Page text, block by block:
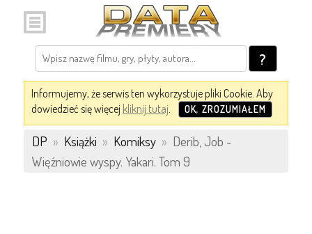
?
Informujemy, że serwis ten wykorzystuje pliki Cookie. Aby
dowiedzieć się więcej kliknij tutaj. OK, ZROZUMIAŁEM
DP » Książki » Komiksy » Derib, Job -
Więźniowie wyspy. Yakari. Tom 9